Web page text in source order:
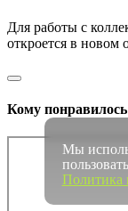
Для работы с
откроется в новом
Кому понравилось
Мы
Политика